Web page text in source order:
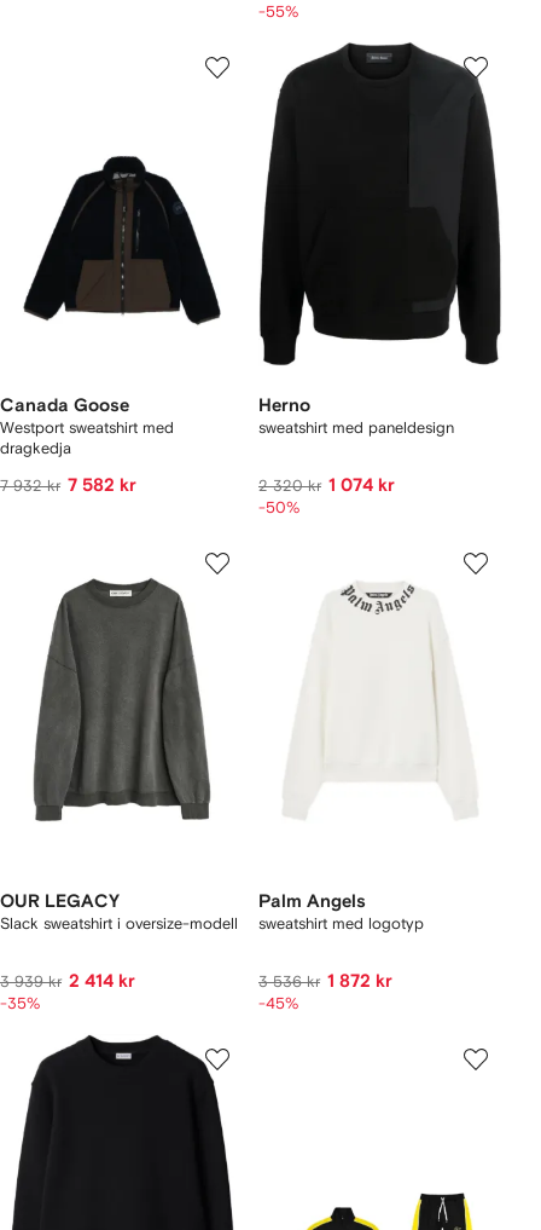
-55%
Canada Goose
Westport sweatshirt med
dragkedja
7 932 kr 7 582 kr
Herno
sweatshirt med paneldesign
2 320 kr 1 074 kr
-50%
OUR LEGACY
Slack sweatshirt i oversize-modell
3 939 kr 2 414 kr
-35%
Palm Angels
sweatshirt med logotyp
3 536 kr 1 872 kr
-45%